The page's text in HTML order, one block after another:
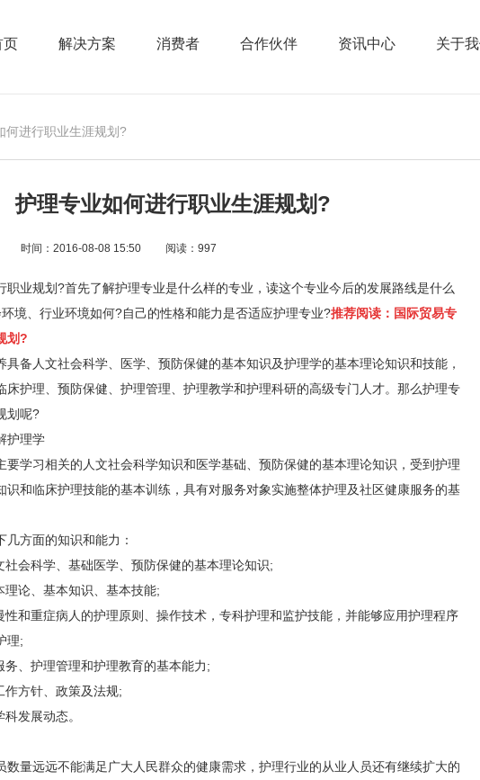
页 解决方案 消费者 合作伙伴 资讯中心 关于
何进行职业生涯规划?
护理专业如何进行职业生涯规划?
时间：2016-08-08 15:50 阅读：997
业规划?首先了解护理专业是什么样的专业，读这个专业今后的发展路线是什么
境、行业环境如何?自己的性格和能力是否适应护理专业?推荐阅读： 国际贸易专
划?
人文社会科学、医学、预防保健的基本知识及护理学的基本理论知识和技能，
床护理、预防保健、护理管理、护理教学和护理科研的高级专门人才。那么护理专
划呢?
理学
学习相关的人文社会科学知识和医学基础、预防保健的基本理论知识，受到护理
识和临床护理技能的基本训练，具有对服务对象实施整体护理及社区健康服务的基
方面的知识和能力：
会科学、基础医学、预防保健的基本理论知识;
论、基本知识、基本技能;
重症病人的护理原则、操作技术，专科护理和监护技能，并能够应用护理程序
理;
、护理管理和护理教育的基本能力;
方针、政策及法规;
发展动态。
量远远不能满足广大人民群众的健康需求，护理行业的从业人员还有继续扩大的